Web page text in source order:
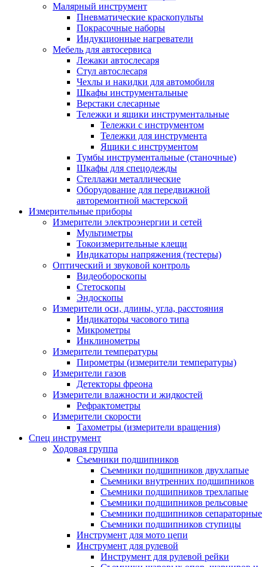
Малярный инструмент
Пневматические краскопульты
Покрасочные наборы
Индукционные нагреватели
Мебель для автосервиса
Лежаки автослесаря
Стул автослесаря
Чехлы и накидки для автомобиля
Шкафы инструментальные
Верстаки слесарные
Тележки и ящики инструментальные
Тележки с инструментом
Тележки для инструмента
Ящики с инструментом
Тумбы инструментальные (станочные)
Шкафы для спецодежды
Стеллажи металлические
Оборудование для передвижной
авторемонтной мастерской
Измерительные приборы
Измерители электроэнергии и сетей
Мультиметры
Токоизмерительные клещи
Индикаторы напряжения (тестеры)
Оптический и звуковой контроль
Видеобороскопы
Стетоскопы
Эндоскопы
Измерители оси, длины, угла, расстояния
Индикаторы часового типа
Микрометры
Инклинометры
Измерители температуры
Пирометры (измерители температуры)
Измерители газов
Детекторы фреона
Измерители влажности и жидкостей
Рефрактометры
Измерители скорости
Тахометры (измерители вращения)
Спец инструмент
Ходовая группа
Съемники подшипников
Съемники подшипников двухлапые
Съемники внутренних подшипников
Съемники подшипников трехлапые
Съемники подшипников рельсовые
Съемники подшипников сепараторные
Съемники подшипников ступицы
Инструмент для мото цепи
Инструмент для рулевой
Инструмент для рулевой рейки